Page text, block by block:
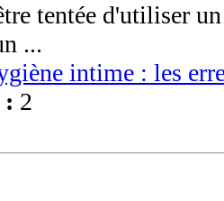
tentée d'utiliser
...
intime : les
: 2